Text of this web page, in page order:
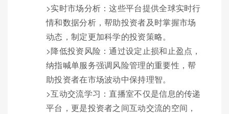
>实时市场分析：这些平台提供全球实时行
情和数据分析，帮助投资者及时掌握市场
动态，制定更加科学的投资策略。
>降低投资风险：通过设定止损和止盈点，
纳指喊单服务强调风险管理的重要性，帮
助投资者在市场波动中保持理智。
>互动交流学习：直播室不仅是信息的传递
平台，更是投资者之间互动交流的空间，